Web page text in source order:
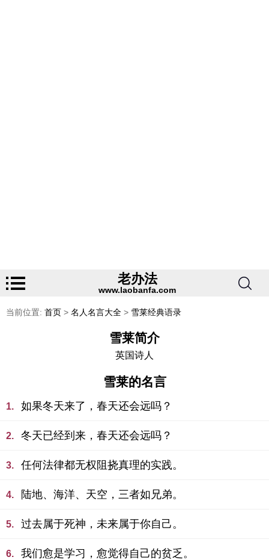
老办法
www.laobanfa.com
当前位置: 首页 > 名人名言大全 > 雪莱经典语录
雪莱简介
英国诗人
雪莱的名言
1. 如果冬天来了，春天还会远吗？
2. 冬天已经到来，春天还会远吗？
3. 任何法律都无权阻挠真理的实践。
4. 陆地、海洋、天空，三者如兄弟。
5. 过去属于死神，未来属于你自己。
6. 我们愈是学习，愈觉得自己的贫乏。